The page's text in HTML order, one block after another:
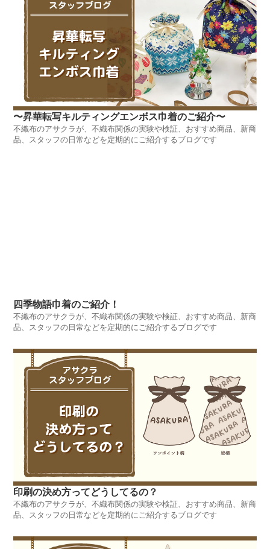
〜昇華転写キルティングエンボス巾着のご紹介〜
不織布のアサクラが、不織布関係の実験や検証、おすすめ商品、新商
品、スタッフの日常などを定期的にご紹介するブログです
四季物語巾着のご紹介！
不織布のアサクラが、不織布関係の実験や検証、おすすめ商品、新商
品、スタッフの日常などを定期的にご紹介するブログです
印刷の決め方ってどうしてるの？
不織布のアサクラが、不織布関係の実験や検証、おすすめ商品、新商
品、スタッフの日常などを定期的にご紹介するブログです